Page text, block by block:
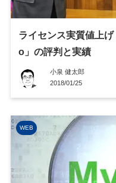
ライセンス実質値上
o」の評判と実績
小泉 健太郎
2018/01/25
WEB